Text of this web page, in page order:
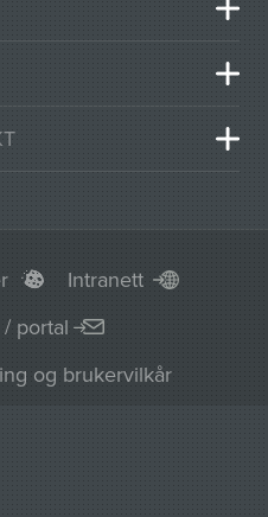
Intranett
portal
og brukervilkår